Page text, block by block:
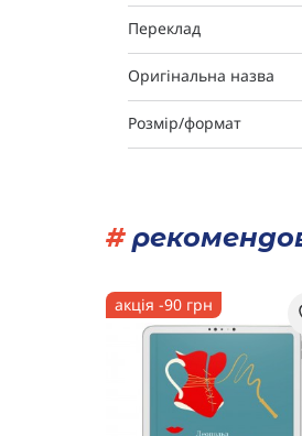
Переклад
Оригінальна назва
Розмір/формат
#
акція -90 грн